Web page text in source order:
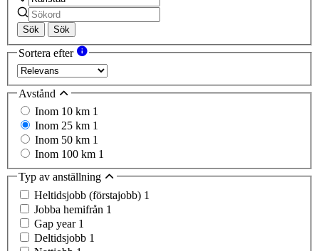
Sök Sök
Sortera efter
Avstånd
Inom 10 km 1
Inom 25 km 1
Inom 50 km 1
Inom 100 km 1
Typ av anställning
Heltidsjobb (förstajobb) 1
Jobba hemifrån 1
Gap year 1
Deltidsjobb 1